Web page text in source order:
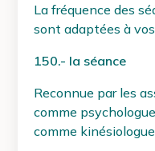
La fréquence des
sont adaptées à
150.- la séance
Reconnue par les
comme
comme kinésiologue